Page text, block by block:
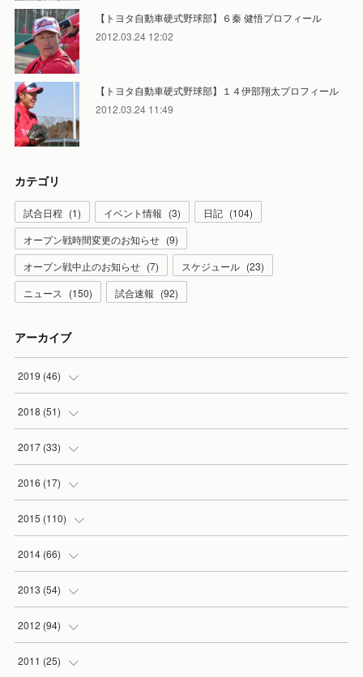
【トヨタ自動車硬式野球部】６秦 健悟プロフィール
2012.03.24 12:02
【トヨタ自動車硬式野球部】１４伊部翔太プロフィール
2012.03.24 11:49
カテゴリ
試合日程 (1) イベント情報 (3) 日記 (104)
オープン戦時間変更のお知らせ (9)
オープン戦中止のお知らせ (7) スケジュール (23)
ニュース
(150) 試合速報 (92)
アーカイブ
2019 (46)
(7
(2
(2
(3)
2018 (51)
(3
(3
(5)
(5
2017 (33)
(3
(2)
(3
(4
2016 (17)
(1)
(1
(1
(7
2015 (110)
(5
(2
(8
(10
2014 (66)
(1
(5
(10
2013 (54)
(1
(5
2012 (94)
(2
2011 (25)